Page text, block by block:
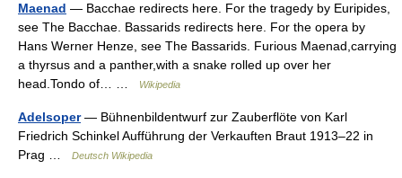
Maenad — Bacchae redirects here. For the tragedy by Euripides,
see The Bacchae. Bassarids redirects here. For the opera by
Hans Werner Henze, see The Bassarids. Furious Maenad,carrying
a thyrsus and a panther,with a snake rolled up over her
head.Tondo of… …
Wikipedia
Adelsoper— Bühnenbildentwurf zur Zauberflöte von Karl
Friedrich Schinkel Aufführung der Verkauften Braut 1913–22 in
Prag …
Deutsch Wikipedia